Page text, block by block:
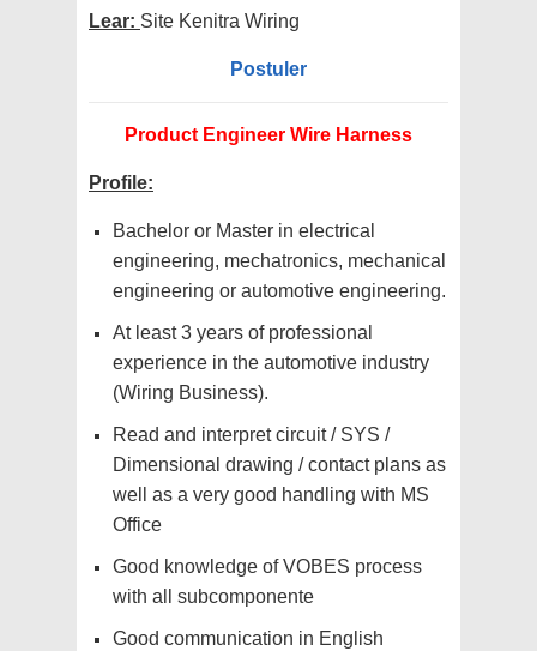
Lear: Site Kenitra Wiring
Postuler
Product Engineer Wire Harness
Profile:
Bachelor or Master in electrical
engineering, mechatronics, mechanical
engineering or automotive engineering.
At least 3 years of professional
experience in the automotive industry
(Wiring Business).
Read and interpret circuit / SYS /
Dimensional drawing / contact plans as
well as a very good handling with MS
Office
Good knowledge of VOBES process
with all subcomponente
Good communication in English